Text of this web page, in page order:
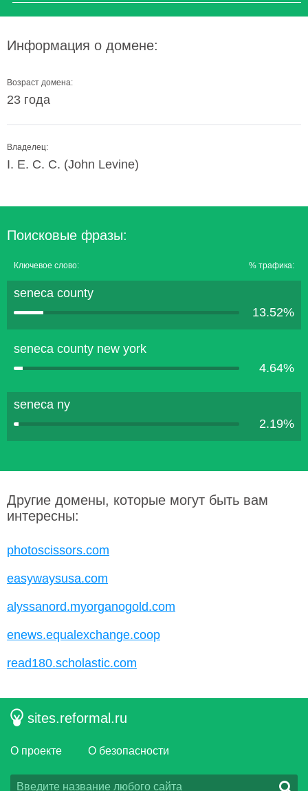
Информация о домене:
Возраст домена:
23 года
Владелец:
I. E. C. C. (John Levine)
Поисковые фразы:
Ключевое слово: % трафика:
seneca county
13.52%
seneca county new york
4.64%
seneca ny
2.19%
Другие домены, которые могут быть вам
интересны:
photoscissors.com
easywaysusa.com
alyssanord.myorganogold.com
enews.equalexchange.coop
read180.scholastic.com
sites.reformal.ru
О проекте О безопасности